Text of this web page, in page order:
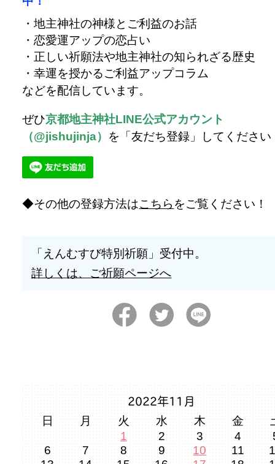
・地主神社の神様とご利益のお話
・恋愛運アップの恋占い
・正しい祈願法や地主神社の知られざる歴史
・幸運を授かるご利益アップコラム
などを配信しています。
ぜひ京都地主神社LINE公式アカウント
（@jishujinja） を「友だち登録」してください
その他の登録方法はこちら をご覧ください！
「えんむすび特別祈願」受付中。
詳しくは、ご祈願ページへ
2022年11月
日 月 火 水 木 金
1
2 3 4
6
7 8 9 10 11